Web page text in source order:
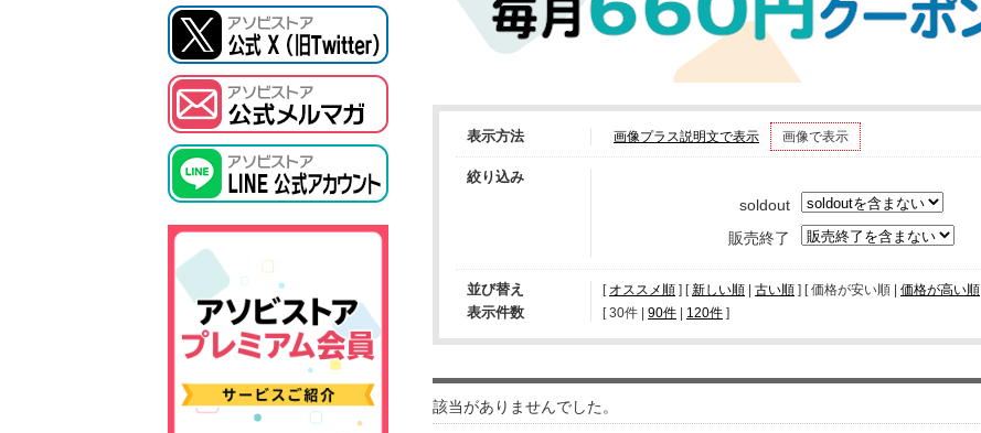
表示方法 画像プラス説明文で表示 画像で表示
絞り込み
soldout
販売終了
並び替え [ オススメ順 ] [新しい順 | 古い順 ] [ 価格が安い順 | 価格が高い順
表示件数 [ 30件 | 90件 | 120件 ]
該当がありませんでした。